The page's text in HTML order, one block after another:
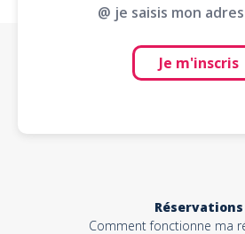
@ je saisis mon
Je m'inscris
Réservations
Comment fonctionne ma